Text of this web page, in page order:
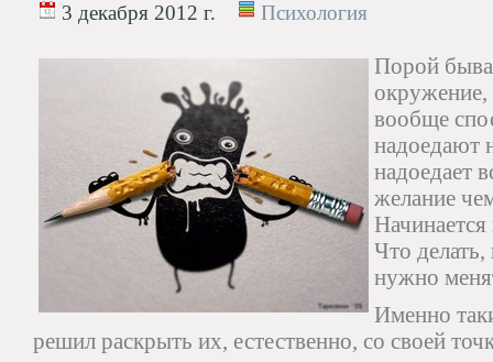
3 декабря 2012 г. Психология
Порой
окружение,
вообще
надоедают
надоедает
желание
Начинается
Что делать,
нужно
Именно
решил раскрыть их, естественно, со своей